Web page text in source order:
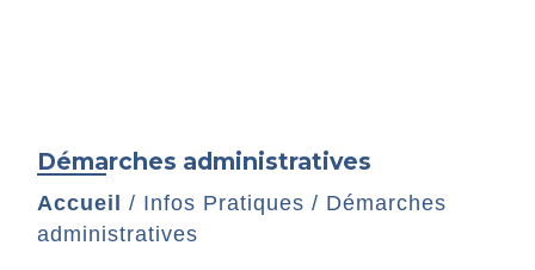
Démarches administratives
Accueil / Infos Pratiques / Démarches
administratives